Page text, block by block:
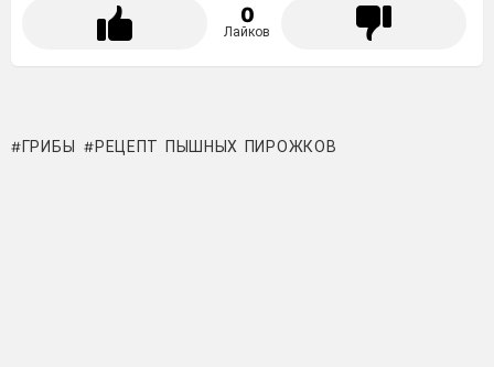
0
Лайков
ГРИБЫ РЕЦЕПТ ПЫШНЫХ ПИРОЖКОВ